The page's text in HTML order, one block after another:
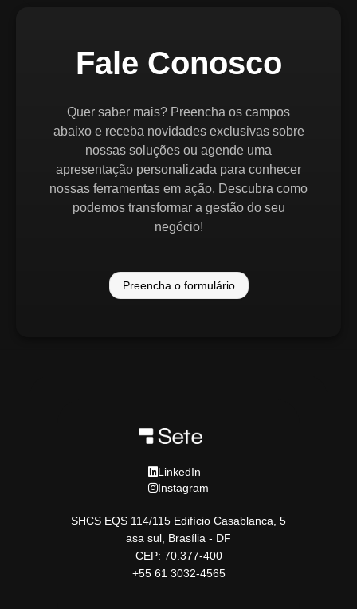
Fale Conosco
Quer saber mais? Preencha os campos
abaixo e receba novidades exclusivas sobre
nossas soluções ou agende uma
apresentação personalizada para conhecer
nossas ferramentas em ação. Descubra como
podemos transformar a gestão do seu
negócio!
Preencha o formulário
LinkedIn
Instagram
SHCS EQS 114/115 Edifício Casablanca, 5
asa sul, Brasília - DF
CEP: 70.377-400
+55 61 3032-4565